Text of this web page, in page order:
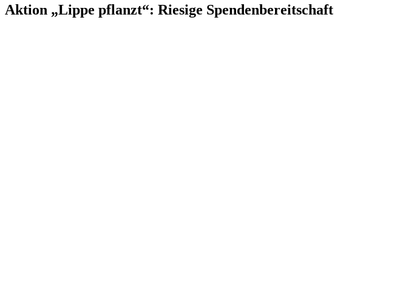
Aktion „Lippe pflanzt“: Riesige Spendenbereitschaft